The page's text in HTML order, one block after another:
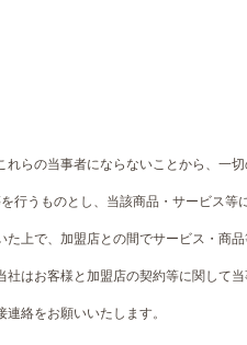
らの当事者にならないことから、一
行うものとし、当該商品・サービス等
上で、加盟店との間でサービス・商品
はお客様と加盟店の契約等に関して当
絡をお願いいたします。